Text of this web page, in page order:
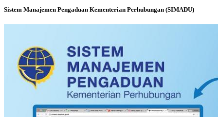
Sistem Manajemen Pengaduan Kementerian Perhubungan (SIMADU)